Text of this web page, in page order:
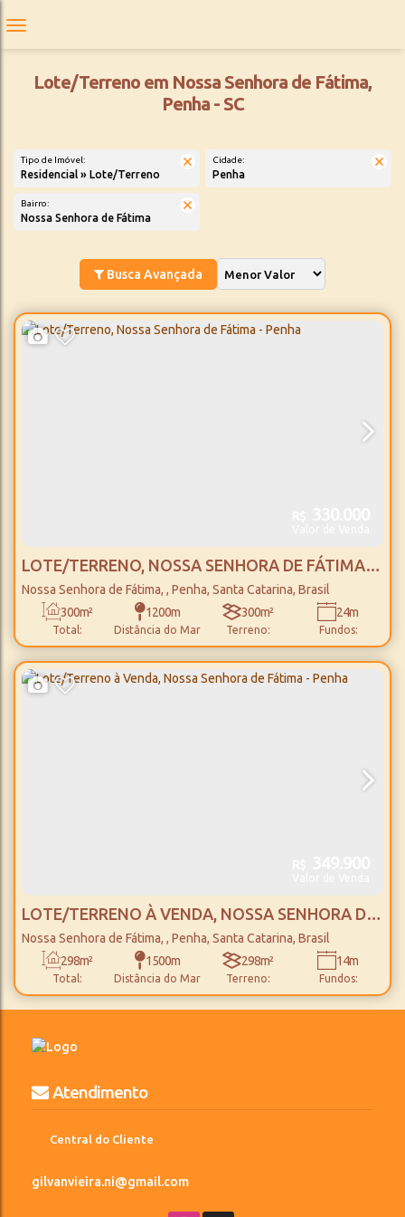
Lote/Terreno em Nossa Senhora de Fátima,
Penha - SC
Tipo de Imóvel:
Residencial » Lote/Terreno
Cidade:
Penha
Bairro:
Nossa Senhora de Fátima
Busca Avançada
LOTE/TERRENO, NOSSA SENHORA DE FÁTIMA -
PENHA
Nossa Senhora de Fátima , Penha, Santa Catarina, Brasil
Total:
300m² 1200m
Distância do Mar Terreno:
300m²
Fundos:
24m
Frente:
13m
LOTE/TERRENO À VENDA, NOSSA SENHORA DE
FÁTIMA - PENHA
Nossa Senhora de Fátima , Penha, Santa Catarina, Brasil
Total:
298m² 1500m
Distância do Mar Terreno:
298m²
Fundos:
14m
14m 21m 21m
Atendimento
Central do Cliente
gilvanvieira.ni@gmail.com